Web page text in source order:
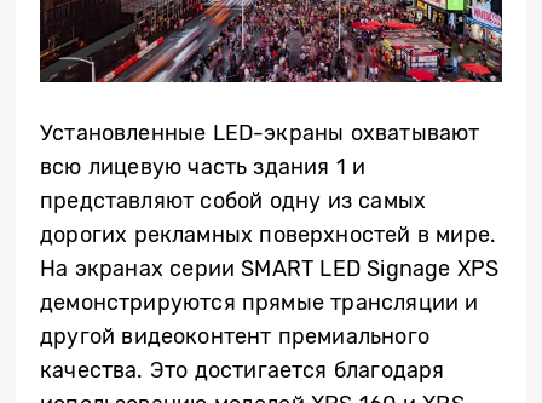
Установленные LED-экраны охватывают
всю лицевую часть здания 1 и
представляют собой одну из самых
дорогих рекламных поверхностей в мире.
На экранах серии SMART LED Signage XPS
демонстрируются прямые трансляции и
другой видеоконтент премиального
качества. Это достигается благодаря